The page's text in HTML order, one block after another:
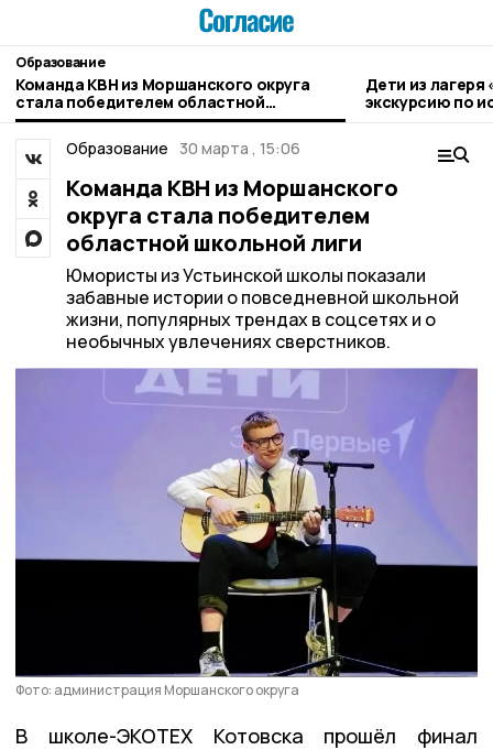
Образование
Команда КВН из Моршанского округа
стала победителем областной
школьной лиги
Дети из лагеря
экскурсию по
Моршанска
Образование
30 марта , 15:06
Команда КВН из Моршанского
округа стала победителем
областной школьной лиги
Юмористы из Устьинской школы показали
забавные истории о повседневной школьной
жизни, популярных трендах в соцсетях и о
необычных увлечениях сверстников.
Фото: администрация Моршанского округа
В школе-ЭКОТЕХ Котовска прошёл финал